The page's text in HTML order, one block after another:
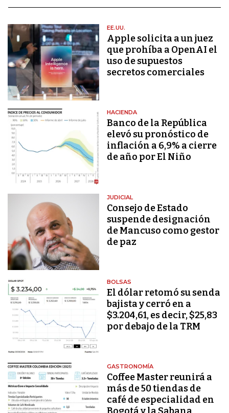
EE.UU.
Apple solicita a un juez
que prohíba a OpenAI el
uso de supuestos
secretos comerciales
HACIENDA
Banco de la República
elevó su pronóstico de
inflación a 6,9% a cierre
de año por El Niño
JUDICIAL
Consejo de Estado
suspende designación
de Mancuso como gestor
de paz
BOLSAS
El dólar retomó su senda
bajista y cerró en a
$3.204,61, es decir, $25,83
por debajo de la TRM
GASTRONOMÍA
Coffee Master reunirá a
más de 50 tiendas de
café de especialidad en